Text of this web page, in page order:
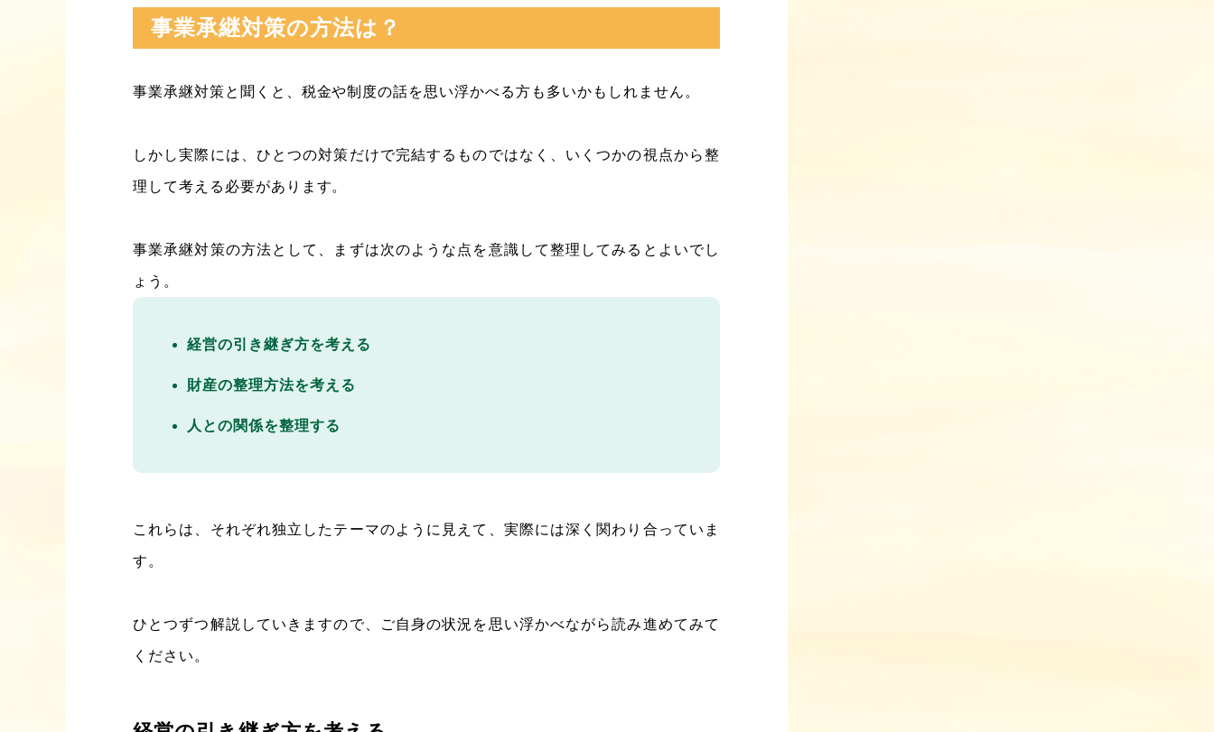
事業承継対策の方法は？
事業承継対策と聞くと、税金や制度の話を思い浮かべる方も多いかもしれません。
しかし実際には、ひとつの対策だけで完結するものではなく、いくつかの視点から整
理して考える必要があります。
事業承継対策の方法として、まずは次のような点を意識して整理してみるとよいでし
ょう。
経営の引き継ぎ方を考える
財産の整理方法を考える
人との関係を整理する
これらは、それぞれ独立したテーマのように見えて、実際には深く関わり合っていま
す。
ひとつずつ解説していきますので、ご自身の状況を思い浮かべながら読み進めてみて
ください。